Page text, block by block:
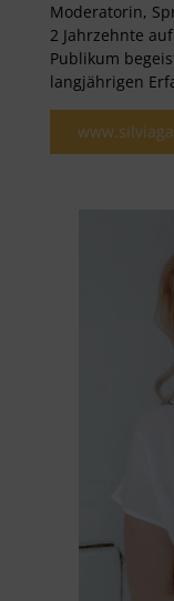
Moderatorin,
2 Jahrzehnte
Publikum
langjährigen